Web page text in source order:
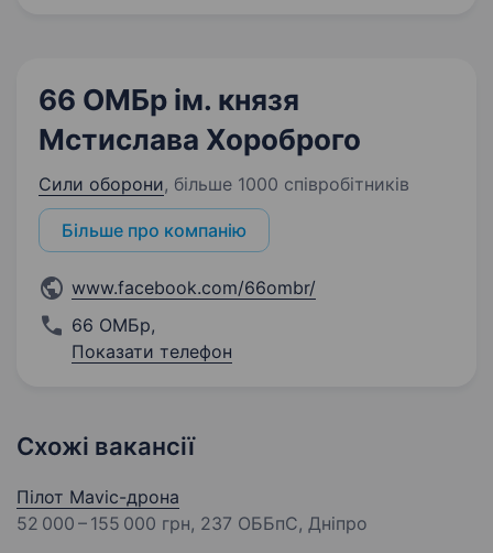
66 ОМБр ім. князя
Мстислава Хороброго
Сили оборони, більше 1000 співробітників
Більше про компанію
www.facebook.com/66ombr/
66 ОМБр,
Показати телефон
Схожі вакансії
Пілот Mavic-дрона
52 000 – 155 000 грн, 237 ОББпС, Дніпро